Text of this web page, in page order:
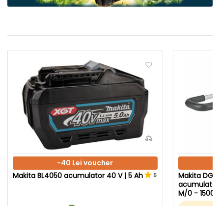
-40 Lei voucher
Makita BL4050 acumulator 40 V | 5 Ah
5
Makita
acumulator
M/0 - 1500
ulator +